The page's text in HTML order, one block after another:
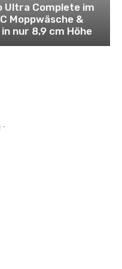
Ultra Complete im
Moppwäsche &
nur 8,9 cm Höhe
-